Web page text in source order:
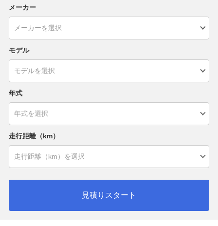
メーカー
モデル
年式
走行距離（km）
見積りスタート